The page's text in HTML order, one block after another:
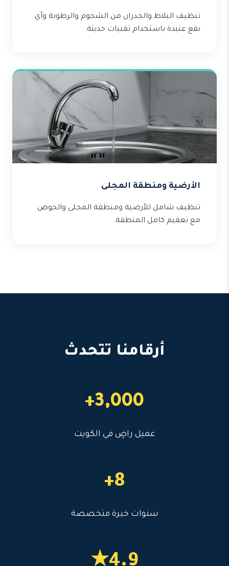
تنظيف البلاط والجدران من الشحوم والرطوبة وأي
بقع عنيدة باستخدام تقنيات حديثة.
الأرضية ومنطقة المجلى
تنظيف شامل للأرضية ومنطقة المجلى والحوض
مع تعقيم كامل المنطقة.
أرقامنا تتحدث
3,000+
عميل راضٍ في الكويت
8+
سنوات خبرة متخصصة